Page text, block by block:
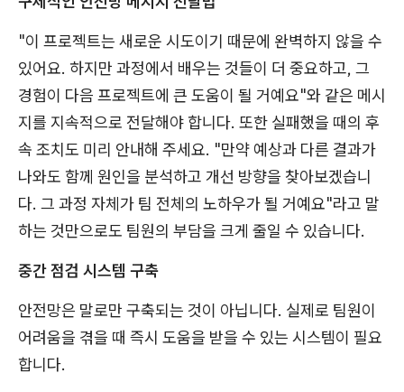
"이 프로젝트는 새로운 시도이기 때문에 완벽하지 않을 수
있어요. 하지만 과정에서 배우는 것들이 더 중요하고, 그
경험이 다음 프로젝트에 큰 도움이 될 거예요"와 같은 메시
지를 지속적으로 전달해야 합니다. 또한 실패했을 때의 후
속 조치도 미리 안내해 주세요. "만약 예상과 다른 결과가
나와도 함께 원인을 분석하고 개선 방향을 찾아보겠습니
다. 그 과정 자체가 팀 전체의 노하우가 될 거예요"라고 말
하는 것만으로도 팀원의 부담을 크게 줄일 수 있습니다.
중간 점검 시스템 구축
안전망은 말로만 구축되는 것이 아닙니다. 실제로 팀원이
어려움을 겪을 때 즉시 도움을 받을 수 있는 시스템이 필요
합니다.